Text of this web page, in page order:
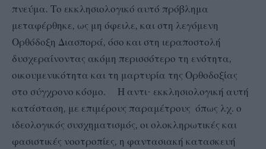
πνεύμα. Το εκκλησιολογικό αυτό πρόβλημα
μεταφέρθηκε, ως μη όφειλε, και στη λεγόμενη
Ορθόδοξη Διασπορά, όσο και στη ιεραποστολή
δυσχεραίνοντας ακόμη περισσότερο τη ενότητα,
οικουμενικότητα και τη μαρτυρία της Ορθοδοξίας
στο σύγχρονο κόσμο. Η αντι- εκκλησιολογική αυτή
κατάσταση, με επιμέρους παραμέτρους όπως λχ. ο
ιδεολογικός συσχηματισμός, οι ολοκληρωτικές και
φασιστικές νοοτροπίες, η φαντασιακή κατασκευή